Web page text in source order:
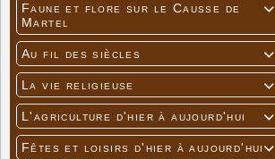

Faune et flore sur le Causse de
Martel

Au fil des siècles

La vie religieuse

L'agriculture d'hier à aujourd'hui

Fêtes et loisirs d'hier à aujourd'hui